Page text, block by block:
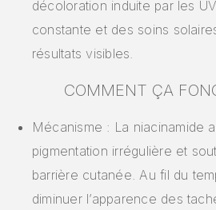
décoloration induite par les
constante et des soins
résultats visibles.
COMMENT ÇA
Mécanisme : La niacinamide
pigmentation irrégulière et
barrière cutanée. Au fil du
diminuer l’apparence des